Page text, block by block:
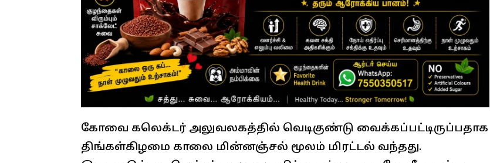
கோவை கலெக்டர் அலுவலகத்தில் வெடிகுண்டு வைக்கப்பட்டிருப்பதாக
திங்கள்கிழமை காலை மின்னஞ்சல் மூலம் மிரட்டல் வந்தது.